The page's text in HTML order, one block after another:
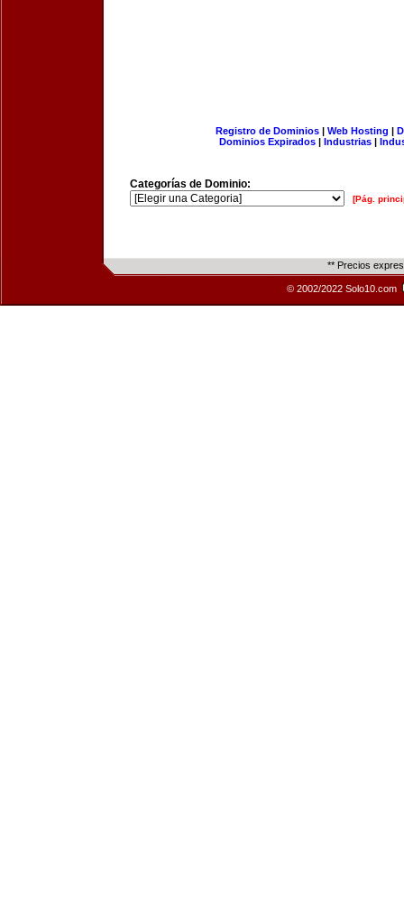
Registro de Dominios| Web Hosting |
Dominios Expirados | Industrias |
Categorías de Dominio:
[Pág.
** Precios
© 2002/2022 Solo10.com